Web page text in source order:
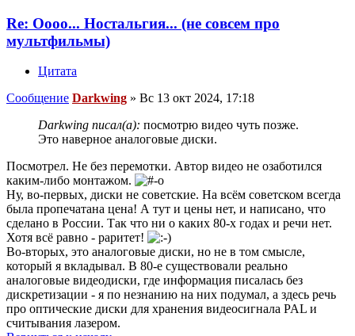
Re: Оооо... Ностальгия... (не совсем про
мультфильмы)
Цитата
Сообщение Darkwing » Вс 13 окт 2024, 17:18
Darkwing писал(а): посмотрю видео чуть позже.
Это наверное аналоговые диски.
Посмотрел. Не без перемотки. Автор видео не озаботился
каким-либо монтажом.
Ну, во-первых, диски не советские. На всём советском всегда
была пропечатана цена! А тут и цены нет, и написано, что
сделано в России. Так что ни о каких 80-х годах и речи нет.
Хотя всё равно - раритет!
Во-вторых, это аналоговые диски, но не в том смысле,
который я вкладывал. В 80-е существовали реально
аналоговые видеодиски, где информация писалась без
дискретизации - я по незнанию на них подумал, а здесь речь
про оптические диски для хранения видеосигнала PAL и
считывания лазером.